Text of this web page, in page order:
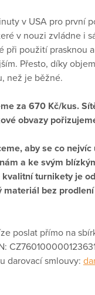
v USA pro první
v nouzi zvládne i
použití prasknou
Přesto, díky
než je běžné.
za 670 Kč/kus.
obvazy
aby se co
a ke svým
turnikety je
bez
poslat přímo na
darovací smlouvy: